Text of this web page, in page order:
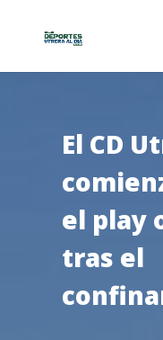
El CD
el play
tras el